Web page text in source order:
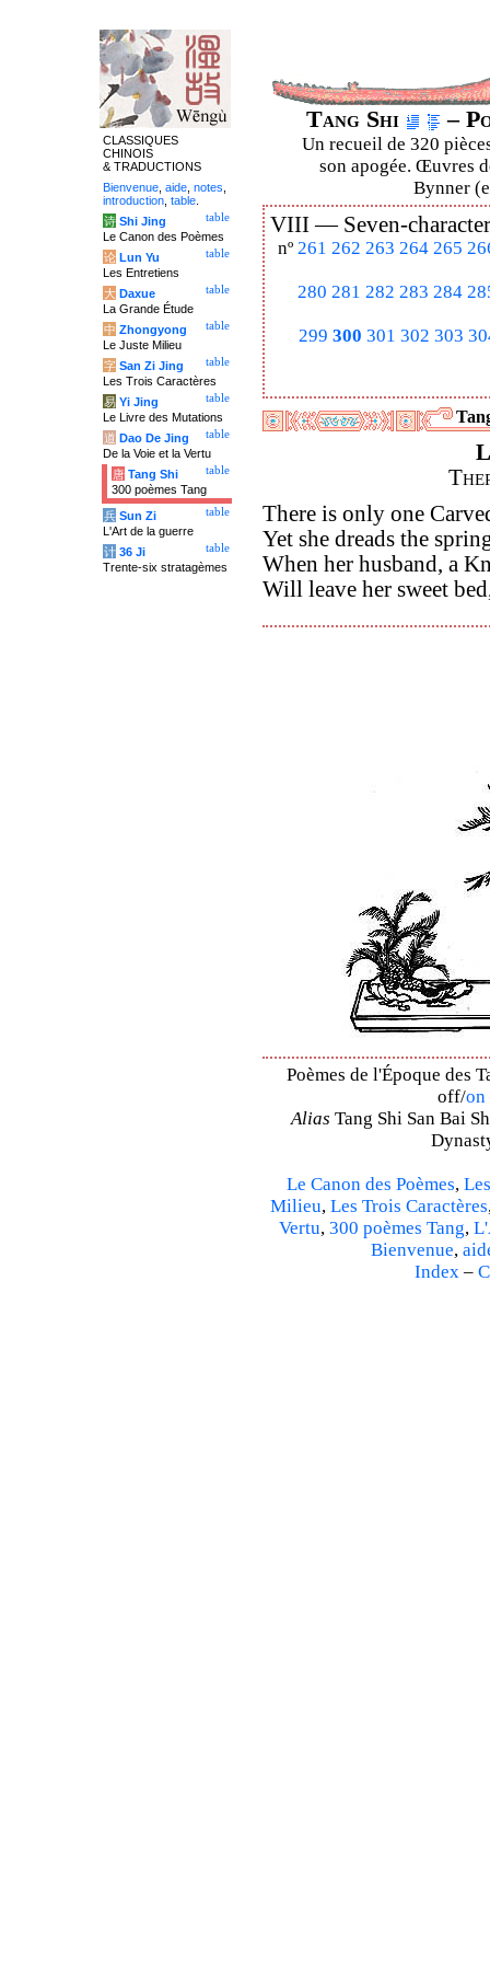
Tang Shi –
Un recueil de 320
son apogée. Œuvres
Bynner
VIII — Seven-
nº 261 262 263 264 265
280 281 282 283 284
299 300 301 302 303
There is only one
Yet she dreads the
When her husband, a
Will leave her sweet
Poèmes de l'Époque des
off/on
Alias Tang Shi San Bai
Le Canon des Poèmes,
Milieu, Les Trois Caractères
Vertu, 300 poèmes Tang,
Bienvenue,
Index–
CLASSIQUES
CHINOIS
& TRADUCTIONS
Bienvenue aide notes
introduction table
table
诗 Shi Jing
Le Canon des Poèmes
table
论 Lun Yu
Les Entretiens
table
大 Daxue
La Grande Étude
table
中 Zhongyong
Le Juste Milieu
table
字 San Zi Jing
Les Trois Caractères
table
易 Yi Jing
Le Livre des Mutations
table
道 Dao De Jing
De la Voie et la Vertu
table
唐 Tang Shi
300 poèmes Tang
table
兵 Sun Zi
L'Art de la guerre
table
计 36 Ji
Trente-six stratagèmes